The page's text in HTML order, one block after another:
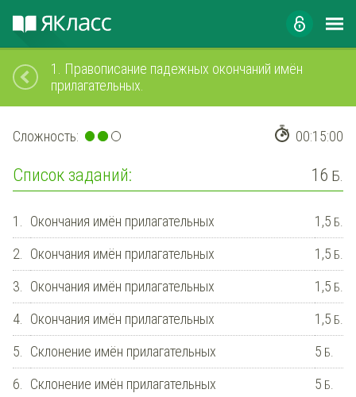
1.
Правописание падежных окончаний имён
прилагательных.
Сложность: 00:15:00
Список заданий: 16 Б.
1. Окончания имён прилагательных 1,5 Б.
2. Окончания имён прилагательных 1,5 Б.
3. Окончания имён прилагательных 1,5 Б.
4. Окончания имён прилагательных 1,5 Б.
5. Склонение имён прилагательных 5 Б.
6. Склонение имён прилагательных 5 Б.